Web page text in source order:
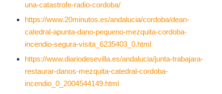
una-catastrofe-radio-cordoba/
https://www.20minutos.es/andalucia/cordoba/dean-
catedral-apunta-dano-pequeno-mezquita-cordoba-
incendio-segura-visita_6235403_0.html
https://www.diariodesevilla.es/andalucia/junta-trabajara-
restaurar-danos-mezquita-catedral-cordoba-
incendio_0_2004544149.html